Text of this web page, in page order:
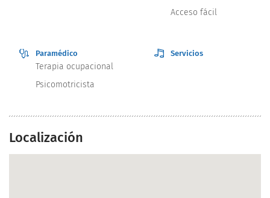
Acceso fácil
Paramédico
Terapia ocupacional
Psicomotricista
Servicios
Localización